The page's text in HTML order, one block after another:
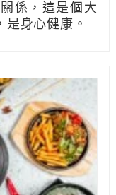
係，這是個大
身心健康。